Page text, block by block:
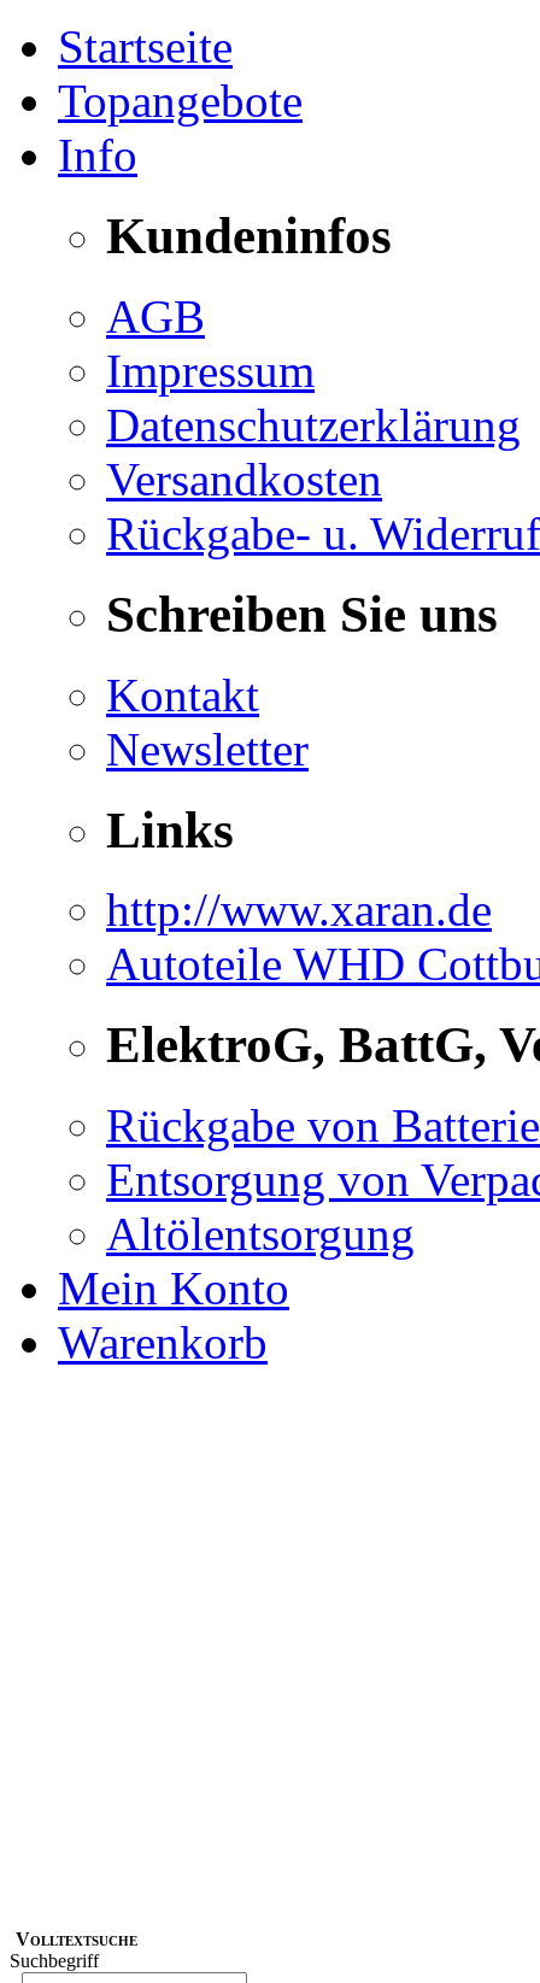
Startseite
Topangebote
Info
Kundeninfos
AGB
Impressum
Datenschutzerklärung
Versandkosten
Rückgabe- u.
Schreiben Sie uns
Kontakt
Newsletter
Links
http://www.xaran.de
Autoteile WHD
ElektroG, BattG,
Rückgabe von
Entsorgung von
Altölentsorgung
Mein Konto
Warenkorb
Volltextsuche
Suchbegriff